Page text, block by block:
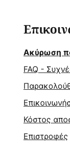
Ακύρωση
FAQ -
Κόστος
Επιστροφές